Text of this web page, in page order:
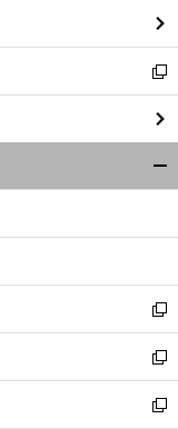
で
開
く
新
し
い
ウ
ィ
ン
ウ
開
く
新
し
い
ウ
ィ
新
し
い
新